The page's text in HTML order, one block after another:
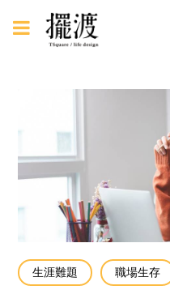
生涯難題 職場生存